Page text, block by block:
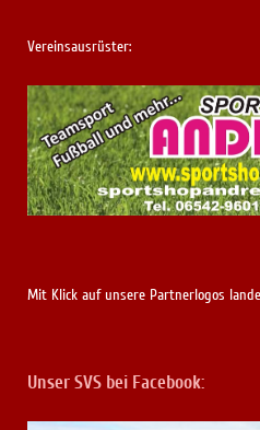
Vereinsausrüster:
Mit Klick auf unsere Partnerlogos
Unser SVS bei Facebook: